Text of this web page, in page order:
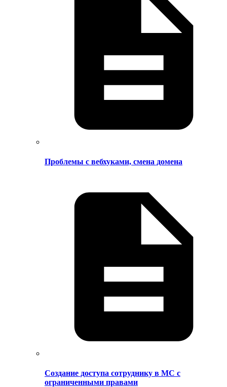
Проблемы с вебхуками, смена домена
Создание доступа сотруднику в МС с
ограниченными правами